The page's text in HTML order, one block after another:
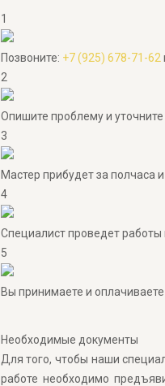
1
Позвоните: +7 (925) 678-71-62
2
Опишите проблему и
3
Мастер прибудет за полчаса
4
Специалист проведет работы
5
Вы принимаете и
Необходимые документы
Для того, чтобы наши
работе необходимо